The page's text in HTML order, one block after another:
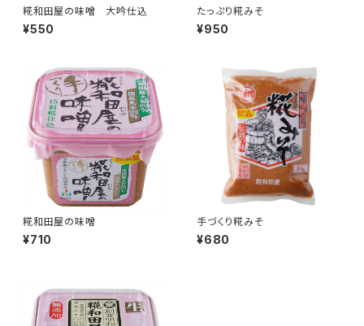
糀和田屋の味噌 大吟仕込
¥550
たっぷり糀みそ
¥950
糀和田屋の味噌
¥710
手づくり糀みそ
¥680